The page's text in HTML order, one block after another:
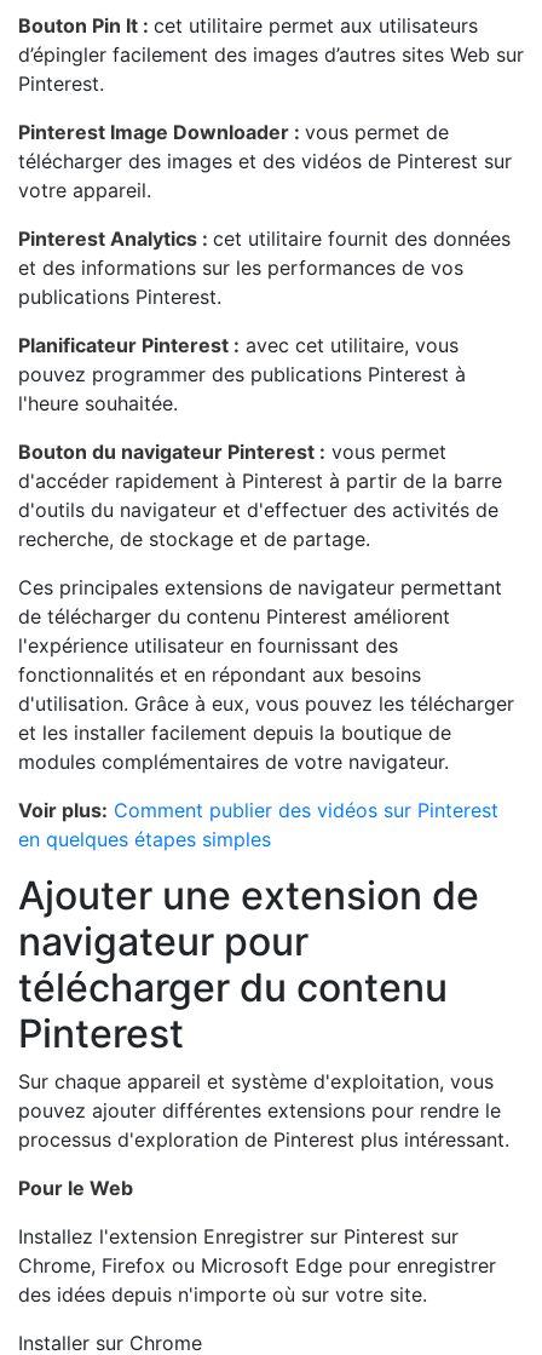
Bouton Pin It : cet utilitaire permet aux utilisateurs
d’épingler facilement des images d’autres sites Web sur
Pinterest.
Pinterest Image Downloader : vous permet de
télécharger des images et des vidéos de Pinterest sur
votre appareil.
Pinterest Analytics : cet utilitaire fournit des données
et des informations sur les performances de vos
publications Pinterest.
Planificateur Pinterest : avec cet utilitaire, vous
pouvez programmer des publications Pinterest à
l'heure souhaitée.
Bouton du navigateur Pinterest : vous permet
d'accéder rapidement à Pinterest à partir de la barre
d'outils du navigateur et d'effectuer des activités de
recherche, de stockage et de partage.
Ces principales extensions de navigateur permettant
de télécharger du contenu Pinterest améliorent
l'expérience utilisateur en fournissant des
fonctionnalités et en répondant aux besoins
d'utilisation. Grâce à eux, vous pouvez les télécharger
et les installer facilement depuis la boutique de
modules complémentaires de votre navigateur.
Voir plus: Comment publier des vidéos sur Pinterest
en quelques étapes simples
Ajouter une extension de
navigateur pour
télécharger du contenu
Pinterest
Sur chaque appareil et système d'exploitation, vous
pouvez ajouter différentes extensions pour rendre le
processus d'exploration de Pinterest plus intéressant.
Pour le Web
Installez l'extension Enregistrer sur Pinterest sur
Chrome, Firefox ou Microsoft Edge pour enregistrer
des idées depuis n'importe où sur votre site.
Installer sur Chrome